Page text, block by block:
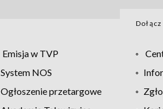
Emisja w TVP
System NOS
Ogłoszenie przetargowe